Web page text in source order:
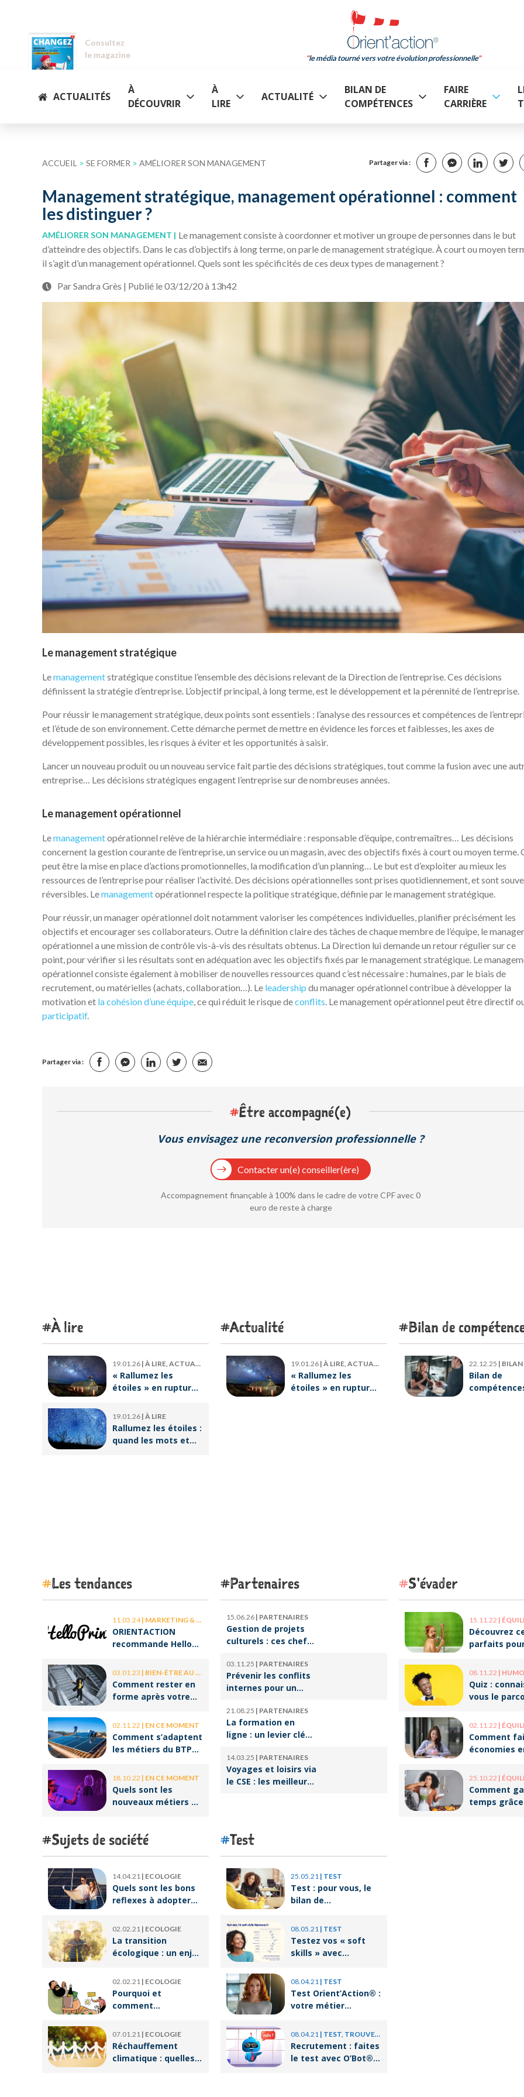
Consultez
le magazine
le média tourné vers votre évolution professionnelle
ACTUALITÉS
À
DÉCOUVRIR
À
LIRE
ACTUALITÉ
BILAN DE
COMPÉTENCES
FAIRE
CARRIÈRE
ACCUEIL > SE FORMER > AMÉLIORER SON MANAGEMENT Partager via :
Management stratégique, management opérationnel : comment
les distinguer ?
AMÉLIORER SON MANAGEMENT
Le management consiste à coordonner et motiver un groupe de personnes dans le but
d’atteindre des objectifs. Dans le cas d’objectifs à long terme, on parle de management stratégique. À court ou moyen
il s’agit d’un management opérationnel. Quels sont les spécificités de ces deux types de management ?
Par Sandra Grès | Publié le 03/12/20 à 13h42
Le management stratégique
Lemanagementstratégique constitue l’ensemble des décisions relevant de la Direction de l’entreprise. Ces décisions
définissent la stratégie d’entreprise. L’objectif principal, à long terme, est le développement et la pérennité de l’entreprise.
Pour réussir le management stratégique, deux points sont essentiels : l’analyse des ressources et compétences de
et l’étude de son environnement. Cette démarche permet de mettre en évidence les forces et faiblesses, les axes de
développement possibles, les risques à éviter et les opportunités à saisir.
Lancer un nouveau produit ou un nouveau service fait partie des décisions stratégiques, tout comme la fusion avec une
entreprise… Les décisions stratégiques engagent l’entreprise sur de nombreuses années.
Le management opérationnel
Lemanagementopérationnel relève de la hiérarchie intermédiaire : responsable d’équipe, contremaîtres… Les décisions
concernent la gestion courante de l’entreprise, un service ou un magasin, avec des objectifs fixés à court ou moyen terme.
peut être la mise en place d’actions promotionnelles, la modification d’un planning… Le but est d’exploiter au mieux les
ressources de l’entreprise pour réaliser l’activité. Des décisions opérationnelles sont prises quotidiennement, et sont
réversibles. Lemanagementopérationnel respecte la politique stratégique, définie par le management stratégique.
Pour réussir, un manager opérationnel doit notamment valoriser les compétences individuelles, planifier précisément les
objectifs et encourager ses collaborateurs. Outre la définition claire des tâches de chaque membre de l’équipe, le manager
opérationnel a une mission de contrôle vis-à-vis des résultats obtenus. La Direction lui demande un retour régulier sur ce
point, pour vérifier si les résultats sont en adéquation avec les objectifs fixés par le management stratégique. Le
opérationnel consiste également à mobiliser de nouvelles ressources quand c’est nécessaire : humaines, par le biais de
recrutement, ou matérielles (achats, collaboration…). Le leadership du manager opérationnel contribue à développer la
motivation et la cohésion d’une équipe , ce qui réduit le risque deconflits . Le management opérationnel peut être directif
participatif.
Partager via :
#Être accompagné(e)
Vous envisagez une reconversion professionnelle ?
Contacter un(e) conseiller(ère)
Accompagnement finançable à 100% dans le cadre de votre CPF avec 0
euro de reste à charge
À lire
19.01.26 | À LIRE, ACTUALITÉ
« Rallumez les
étoiles » en rupture
le livre d’Emeric
Lebreton dès
maintenant ?
19.01.26 | À LIRE
Rallumez les étoiles :
quand les mots et
Actualité
19.01.26 | À LIRE, ACTUALITÉ
« Rallumez les
étoiles » en rupture
Bilan de
22.12.25 | BILAN DE
Bilan de
Les tendances
11.03.24| MARKETING & COMMUNICATION
ORIENTACTION
recommande Hello
des stickers et des
brochures
03.01.23 | BIEN-ÊTRE AU TRAVAIL
Comment rester en
forme après votre
02.11.22 | EN CE MOMENT
Comment s’adaptent
les métiers du BTP
environnementaux ?
18.10.22 | EN CE MOMENT
Quels sont les
nouveaux métiers de
Partenaires
15.06.26 | PARTENAIRES
Gestion de projets
culturels : ces chefs
l’ombre qui font vivre
la culture
03.11.25 | PARTENAIRES
Prévenir les conflits
internes pour un
serein
21.08.25 | PARTENAIRES
La formation en
ligne : un levier clé
reconversion
professionnelle
14.03.25 | PARTENAIRES
Voyages et loisirs via
le CSE : les meilleures
S'évader
15.11.22 | ÉQUILIBRE
Découvrez
parfaits
le travail !
08.11.22 |
Quiz :
vous le
populaires ?
02.11.22 | ÉQUILIBRE
Comment
économies
organisation
25.10.22 | ÉQUILIBRE
Comment
temps
Sujets de société
14.04.21 | ECOLOGIE
Quels sont les bons
reflexes à adopter
écoresponsable ?
02.02.21 | ECOLOGIE
La transition
écologique : un enjeu
avenir meilleur
02.02.21 | ECOLOGIE
Pourquoi et
comment
alimentation ?
07.01.21 | ECOLOGIE
Réchauffement
climatique : quelles
Test
25.05.21 | TEST
Test : pour vous, le
bilan de
quoi ?
08.05.21 | TEST
Testez vos « soft
skills » avec
08.04.21 | TEST
Test Orient’Action® :
votre métier
personnalité ?
08.04.21 | TEST, TROUVER UN JOB
Recrutement : faites
le test avec O’Bot®,